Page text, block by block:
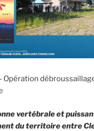
Opération
vertébrale et
du territoire entre